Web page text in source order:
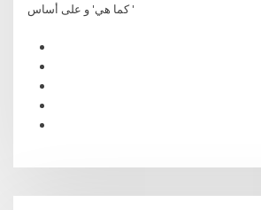
' كما هي' و على أساس